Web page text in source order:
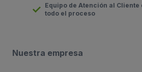
Equipo de Atención al Cliente
todo el proceso
Nuestra empresa